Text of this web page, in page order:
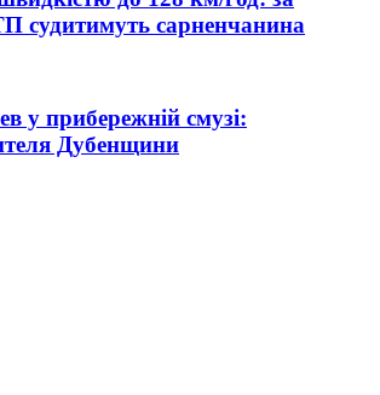
судитимуть сарненчанина
у прибережній смузі:
Дубенщини